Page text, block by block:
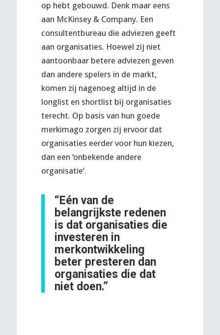
op hebt gebouwd. Denk maar eens
aan McKinsey & Company. Een
consultentbureau die adviezen geeft
aan organisaties. Hoewel zij niet
aantoonbaar betere adviezen geven
dan andere spelers in de markt,
komen zij nagenoeg altijd in de
longlist en shortlist bij organisaties
terecht. Op basis van hun goede
merkimago zorgen zij ervoor dat
organisaties eerder voor hun kiezen,
dan een ‘onbekende andere
organisatie’.
“Eén van de
belangrijkste redenen
is dat organisaties die
investeren in
merkontwikkeling
beter presteren dan
organisaties die dat
niet doen.”